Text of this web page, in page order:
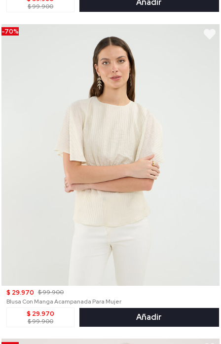
$ 99.900 Añadir
-70%
$ 29.970 $ 99.900
Blusa Con Manga Acampanada Para Mujer
$ 29.970
$ 99.900 Añadir